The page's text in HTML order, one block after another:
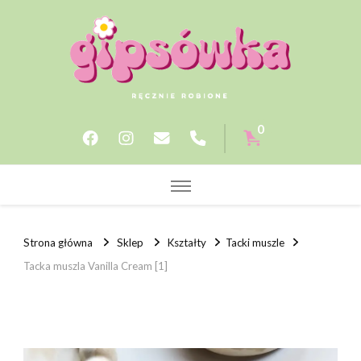
Gipsowka.store 0
Strona główna Sklep Kształty
Tacki muszle
Tacka muszla Vanilla Cream [1]